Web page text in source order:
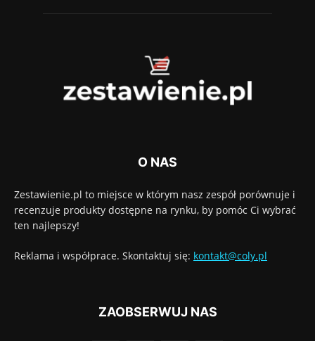
O NAS
Zestawienie.pl to miejsce w którym nasz zespół porównuje i
recenzuje produkty dostępne na rynku, by pomóc Ci wybrać
ten najlepszy!
Reklama i współprace. Skontaktuj się: kontakt@coly.pl
ZAOBSERWUJ NAS